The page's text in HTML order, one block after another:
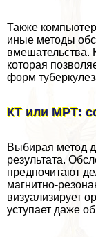
Также
иные методы
вмешательства.
которая
форм
КТ или МРТ:
Выбирая метод
результата.
предпочитают
магнитно-
визуализирует
уступает даже